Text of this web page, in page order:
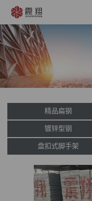
精品扁钢
镀锌型钢
盘扣式脚手架